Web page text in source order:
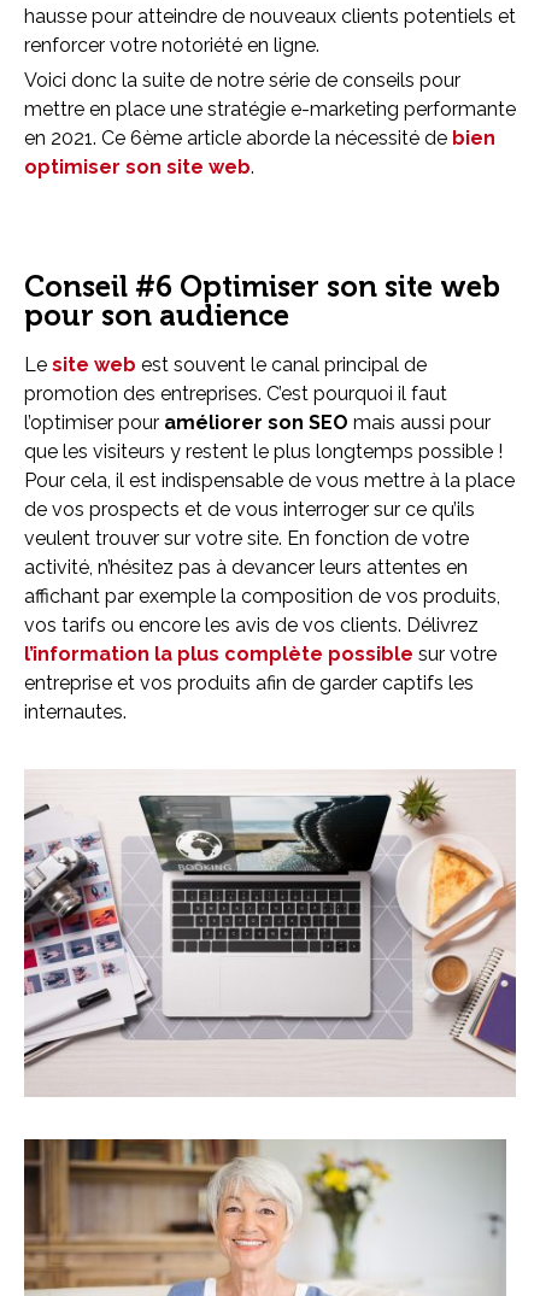
hausse pour atteindre de nouveaux clients potentiels et
renforcer votre notoriété en ligne.
Voici donc la suite de notre série de conseils pour
mettre en place une stratégie e-marketing performante
en 2021. Ce 6ème article aborde la nécessité de bien
optimiser son site web.
Conseil #6 Optimiser son site web
pour son audience
Le site web est souvent le canal principal de
promotion des entreprises. C’est pourquoi il faut
l’optimiser pour améliorer son SEO mais aussi pour
que les visiteurs y restent le plus longtemps possible !
Pour cela, il est indispensable de vous mettre à la place
de vos prospects et de vous interroger sur ce qu’ils
veulent trouver sur votre site. En fonction de votre
activité, n’hésitez pas à devancer leurs attentes en
affichant par exemple la composition de vos produits,
vos tarifs ou encore les avis de vos clients. Délivrez
l’information la plus complète possible sur votre
entreprise et vos produits afin de garder captifs les
internautes.